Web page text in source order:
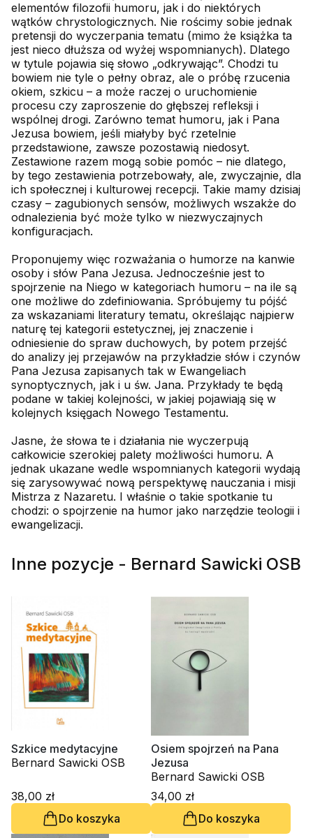
elementów filozofii humoru, jak i do niektórych
wątków chrystologicznych. Nie rościmy sobie jednak
pretensji do wyczerpania tematu (mimo że książka ta
jest nieco dłuższa od wyżej wspomnianych). Dlatego
w tytule pojawia się słowo „odkrywając”. Chodzi tu
bowiem nie tyle o pełny obraz, ale o próbę rzucenia
okiem, szkicu – a może raczej o uruchomienie
procesu czy zaproszenie do głębszej refleksji i
wspólnej drogi. Zarówno temat humoru, jak i Pana
Jezusa bowiem, jeśli miałyby być rzetelnie
przedstawione, zawsze pozostawią niedosyt.
Zestawione razem mogą sobie pomóc – nie dlatego,
by tego zestawienia potrzebowały, ale, zwyczajnie, dla
ich społecznej i kulturowej recepcji. Takie mamy dzisiaj
czasy – zagubionych sensów, możliwych wszakże do
odnalezienia być może tylko w niezwyczajnych
konfiguracjach.
Proponujemy więc rozważania o humorze na kanwie
osoby i słów Pana Jezusa. Jednocześnie jest to
spojrzenie na Niego w kategoriach humoru – na ile są
one możliwe do zdefiniowania. Spróbujemy tu pójść
za wskazaniami literatury tematu, określając najpierw
naturę tej kategorii estetycznej, jej znaczenie i
odniesienie do spraw duchowych, by potem przejść
do analizy jej przejawów na przykładzie słów i czynów
Pana Jezusa zapisanych tak w Ewangeliach
synoptycznych, jak i u św. Jana. Przykłady te będą
podane w takiej kolejności, w jakiej pojawiają się w
kolejnych księgach Nowego Testamentu.
Jasne, że słowa te i działania nie wyczerpują
całkowicie szerokiej palety możliwości humoru. A
jednak ukazane wedle wspomnianych kategorii wydają
się zarysowywać nową perspektywę nauczania i misji
Mistrza z Nazaretu. I właśnie o takie spotkanie tu
chodzi: o spojrzenie na humor jako narzędzie teologii i
ewangelizacji.
Inne pozycje - Bernard Sawicki OSB
Szkice medytacyjne
Bernard Sawicki OSB
38,00 zł
Do koszyka
Osiem spojrzeń na Pana
Jezusa
Bernard Sawicki OSB
34,00 zł
Do koszyka